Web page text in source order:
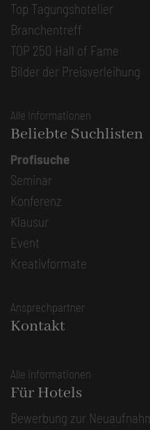
Top Tagungshotelier
Branchentreff
TOP 250 Hall of Fame
Bilder der Preisverleihung
Alle Informationen
Beliebte Suchlisten
Profisuche
Seminar
Konferenz
Klausur
Event
Kreativformate
Ansprechpartner
Kontakt
Alle Informationen
Für Hotels
Bewerbung zur